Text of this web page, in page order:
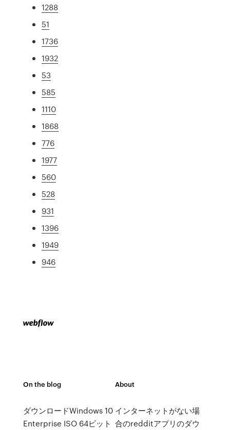
1288
51
1736
1932
53
585
1110
1868
776
1977
560
528
931
1396
1949
946
On the blog
ダウンロードWindows 10
Enterprise ISO 64ビット
About
インターネットがない場
合のredditアプリのダウ